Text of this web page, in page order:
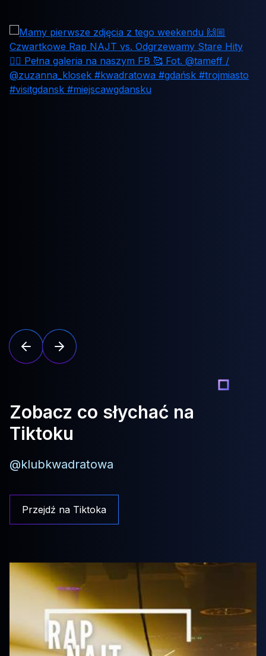
Zobacz co słychać na
Tiktoku
@klubkwadratowa
Przejdź na Tiktoka